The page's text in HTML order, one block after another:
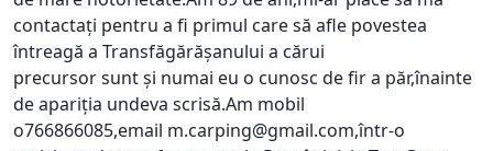
contactați pentru a fi primul care să afle povestea
întreagă a Transfăgărășanului a cărui
precursor sunt și numai eu o cunosc de fir a păr,înainte
de apariția undeva scrisă.Am mobil
o766866085,email m.carping@gmail.com,într-o